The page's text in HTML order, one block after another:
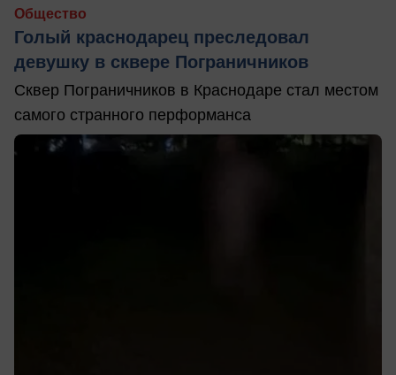
Общество
Голый краснодарец преследовал
девушку в сквере Пограничников
Сквер Пограничников в Краснодаре стал местом
самого странного перформанса